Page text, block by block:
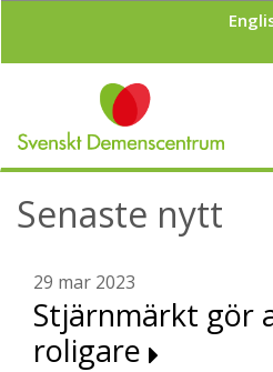
l
Senaste nytt
29 mar 2023
Stjärnmärkt gör
roligare